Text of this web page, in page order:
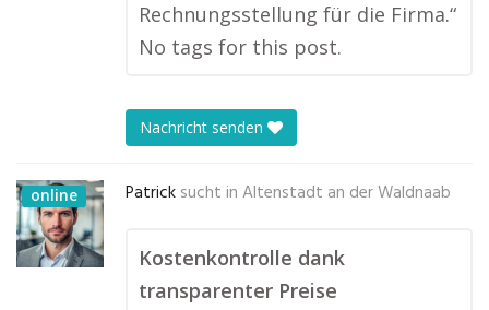
Rechnungsstellung für die Firma.“
No tags for this post.
Nachricht senden
online Patrick sucht in Altenstadt an der Waldnaab
Kostenkontrolle dank
transparenter Preise